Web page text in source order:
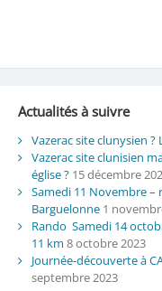
Actualités à suivre
Vazerac site clunysien ?
Vazerac site clunisien
église ? 15 décembre
Samedi 11 Novembre –
Barguelonne 1
Rando Samedi 14
11 km 8 octobre 2023
Journée-découverte à
septembre 2023